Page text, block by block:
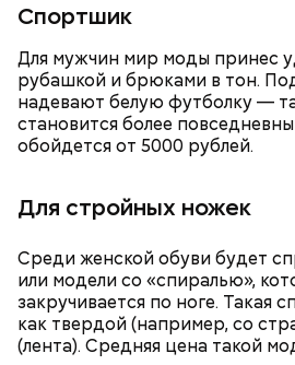
Спортшик
Для мужчин мир моды принес
рубашкой и брюками в тон.
надевают белую футболку —
становится более
обойдется от 5000 рублей.
Для стройных ножек
Среди женской обуви будет
или модели со «спиралью»,
закручивается по ноге. Такая
как твердой (например, со
(лента). Средняя цена такой
Жареные кабачки с
— Смешайте сахарную пудру с
до однородной массы — у вас
глазурь. Ее можно наносить на
полного остывания. Вместо
кондитерской посыпки
кусочки шоколада и кураги, —
«ВМ».